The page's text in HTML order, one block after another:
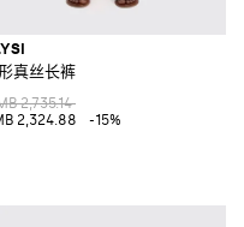
真丝长裤
2,735.14
2,324.88
-15%